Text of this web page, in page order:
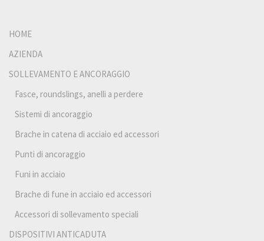
HOME
AZIENDA
SOLLEVAMENTO E ANCORAGGIO
Fasce, roundslings, anelli a perdere
Sistemi di ancoraggio
Brache in catena di acciaio ed accessori
Punti di ancoraggio
Funi in acciaio
Brache di fune in acciaio ed accessori
Accessori di sollevamento speciali
DISPOSITIVI ANTICADUTA